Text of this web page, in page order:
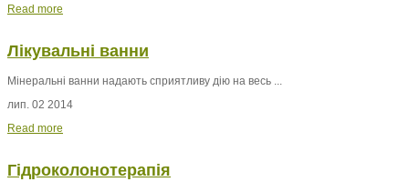
Read more
Лікувальні ванни
Мінеральні ванни надають сприятливу дію на весь ...
лип. 02 2014
Read more
Гідроколонотерапія